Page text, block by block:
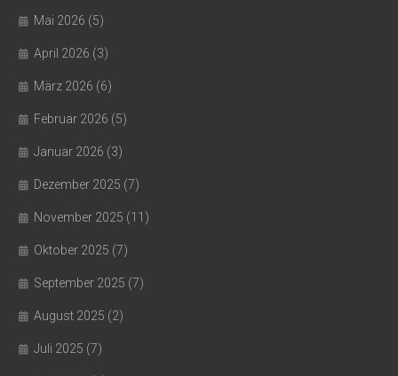
Mai 2026 (5)
April 2026 (3)
März 2026 (6)
Februar 2026 (5)
Januar 2026 (3)
Dezember 2025 (7)
November 2025 (11)
Oktober 2025 (7)
September 2025 (7)
August 2025 (2)
Juli 2025 (7)